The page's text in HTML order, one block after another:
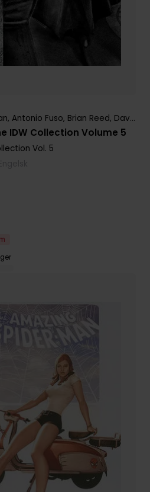
IDW Collection Volume 5
, Antonio Fuso, Brian Reed, David Lapham
Vol. 5